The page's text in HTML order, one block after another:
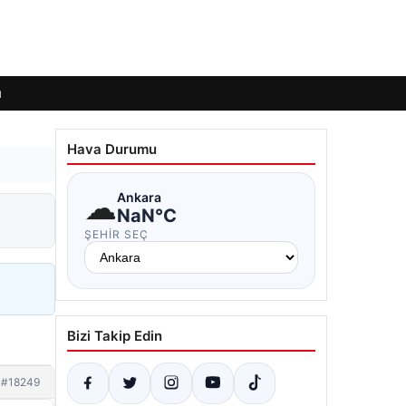
#18249
Hava Durumu
☁Ankara
NaN°C
ŞEHIR SEÇ
Bizi Takip Edin